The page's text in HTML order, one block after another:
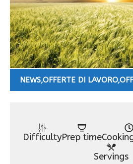
NEWS,OFFERTE DI LAVORO,
DifficultyPrep time
Servings